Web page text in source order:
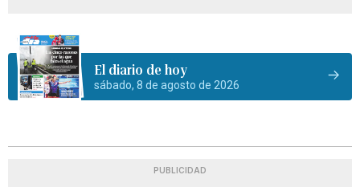
El diario de hoy
sábado, 8 de agosto de 2026
PUBLICIDAD